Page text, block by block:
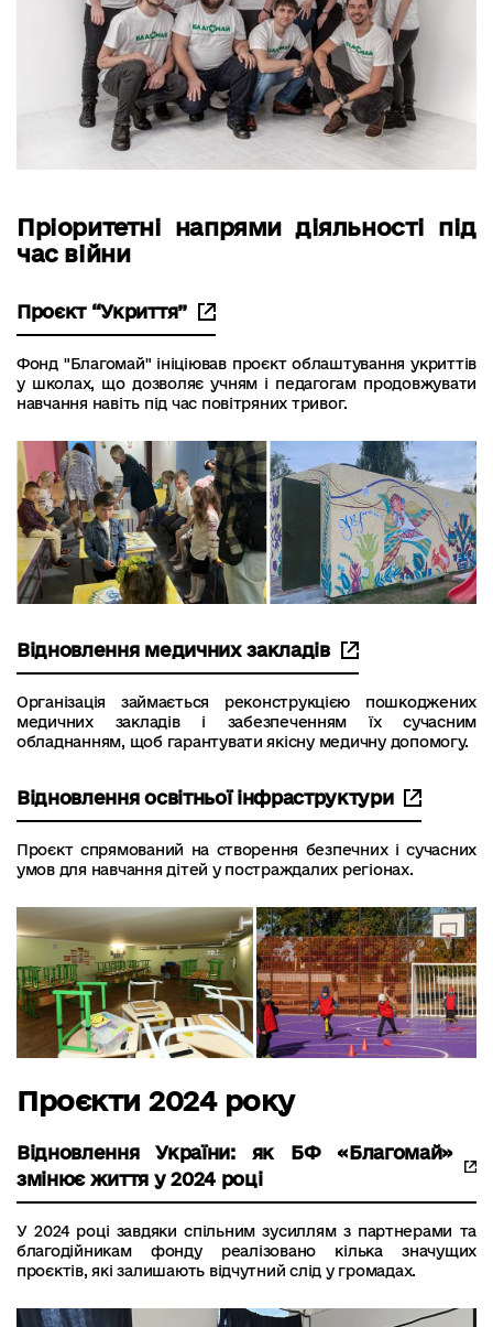
Пріоритетні напрями діяльності під
час війни
Проєкт “Укриття”
Фонд "Благомай" ініціював проєкт облаштування укриттів
у школах, що дозволяє учням і педагогам продовжувати
навчання навіть під час повітряних тривог.
Відновлення медичних закладів
Організація займається реконструкцією пошкоджених
медичних закладів і забезпеченням їх сучасним
обладнанням, щоб гарантувати якісну медичну допомогу.
Відновлення освітньої інфраструктури
Проєкт спрямований на створення безпечних і сучасних
умов для навчання дітей у постраждалих регіонах.
Проєкти 2024 року
Відновлення України: як БФ «Благомай»
змінює життя у 2024 році
У 2024 році завдяки спільним зусиллям з партнерами та
благодійникам фонду реалізовано кілька значущих
проєктів, які залишають відчутний слід у громадах.